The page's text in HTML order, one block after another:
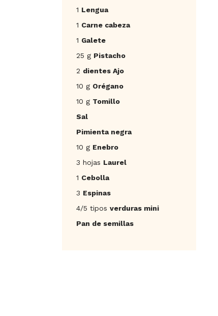
1 Lengua
1 Carne cabeza
1 Galete
25 g Pistacho
2 dientes Ajo
10 g Orégano
10 g Tomillo
Sal
Pimienta negra
10 g Enebro
3 hojas Laurel
1 Cebolla
3 Espinas
4/5 tipos verduras mini
Pan de semillas